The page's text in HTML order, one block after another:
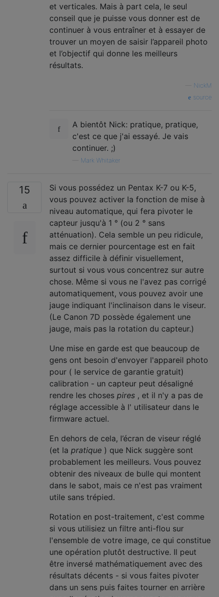
et verticales. Mais à part cela, le seul
conseil que je puisse vous donner est de
continuer à vous entraîner et à essayer de
trouver un moyen de saisir l’appareil photo
et l’objectif qui donne les meilleurs
résultats.
NickM
source
A bientôt Nick: pratique, pratique,
c'est ce que j'ai essayé. Je vais
continuer. ;)
Mark Whitaker
15
Si vous possédez un Pentax K-7 ou K-5,
vous pouvez activer la fonction de mise à
niveau automatique, qui fera pivoter le
capteur jusqu'à 1 ° (ou 2 ° sans
atténuation). Cela semble un peu ridicule,
mais ce dernier pourcentage est en fait
assez difficile à définir visuellement,
surtout si vous vous concentrez sur autre
chose. Même si vous ne l'avez pas corrigé
automatiquement, vous pouvez avoir une
jauge indiquant l'inclinaison dans le viseur.
(Le Canon 7D possède également une
jauge, mais pas la rotation du capteur.)
Une mise en garde est que beaucoup de
gens ont besoin d'envoyer l'appareil photo
pour ( le service de garantie gratuit)
calibration - un capteur peut désaligné
rendre les choses pires , et il n'y a pas de
réglage accessible à l' utilisateur dans le
firmware actuel.
En dehors de cela, l’écran de viseur réglé
(et la pratique ) que Nick suggère sont
probablement les meilleurs. Vous pouvez
obtenir des niveaux de bulle qui montent
dans le sabot, mais ce n'est pas vraiment
utile sans trépied.
Rotation en post-traitement, c'est comme
si vous utilisiez un filtre anti-flou sur
l'ensemble de votre image, ce qui constitue
une opération plutôt destructive. Il peut
être inversé mathématiquement avec des
résultats décents - si vous faites pivoter
dans un sens puis faites tourner en arrière